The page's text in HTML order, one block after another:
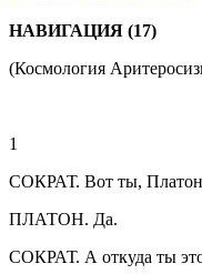
НАВИГАЦИЯ (17)
(Космология
1
СОКРАТ. Вот ты,
ПЛАТОН. Да.
СОКРАТ. А откуда ты